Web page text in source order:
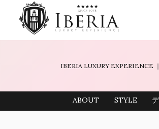
IBERIA LUXURY EXPERIENCE
ABOUT STYLE